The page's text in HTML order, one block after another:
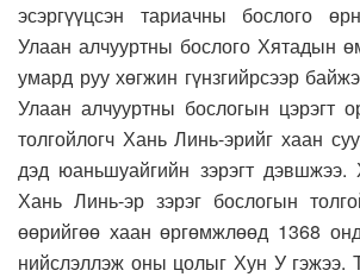
эсэргүүцсэн тариачны бослого
Улаан алчууртны бослого Хятадын
умард руу хөгжин гүнзгийрсээр
Улаан алчууртны бослогын цэрэгт
толгойлогч Хань Линь-эрийг хаан
дэд юаньшуайгийн зэрэгт
Хань Линь-эр зэрэг бослогын
өөрийгөө хаан өргөмжлөөд 1368
нийслэллэж оны цолыг Хун У гэжээ.